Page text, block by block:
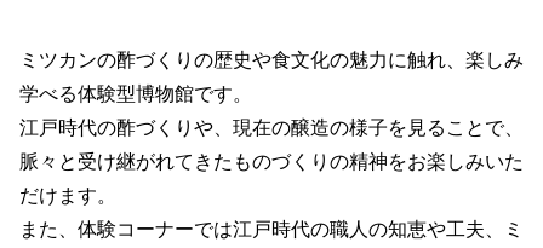
ミツカンの酢づくりの歴史や食文化の魅力に触れ、楽しみ
学べる体験型博物館です。
江戸時代の酢づくりや、現在の醸造の様子を見ることで、
脈々と受け継がれてきたものづくりの精神をお楽しみいた
だけます。
また、体験コーナーでは江戸時代の職人の知恵や工夫、ミ